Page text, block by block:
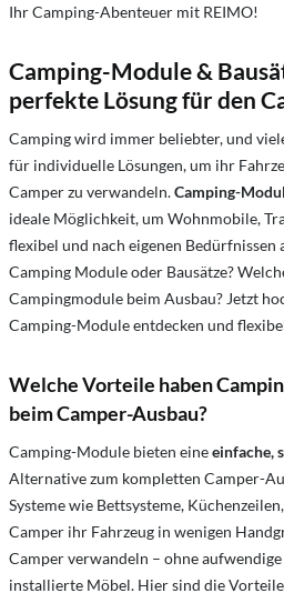
Ihr Camping-Abenteuer mit REIMO!
Camping-Module &
perfekte Lösung für den
Camping wird immer beliebter, und
für individuelle Lösungen, um ihr
Camper zu verwandeln.Camping-
ideale Möglichkeit, um Wohnmobile,
flexibel und nach eigenen Bedürfnissen
Camping Module oder Bausätze?
Campingmodule beim Ausbau? Jetzt
Camping-Module entdecken und
Welche Vorteile haben
beim Camper-Ausbau?
Camping-Module bieten eineeinfache,
Alternative zum kompletten Camper-
Systeme wie Bettsysteme,
Camper ihr Fahrzeug in wenigen
Camper verwandeln – ohne
installierte Möbel. Hier sind die